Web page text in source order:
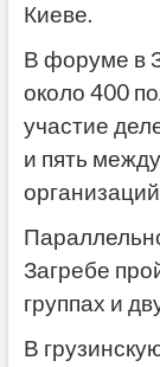
Киеве.
В форуме в
около 400
участие
и пять
Загребе
группах и
В